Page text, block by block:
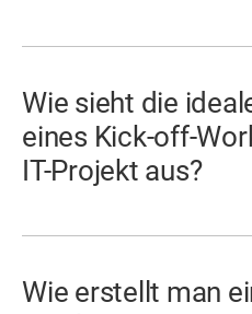
Wie sieht die
eines Kick-off-
IT-Projekt aus?
Wie erstellt man